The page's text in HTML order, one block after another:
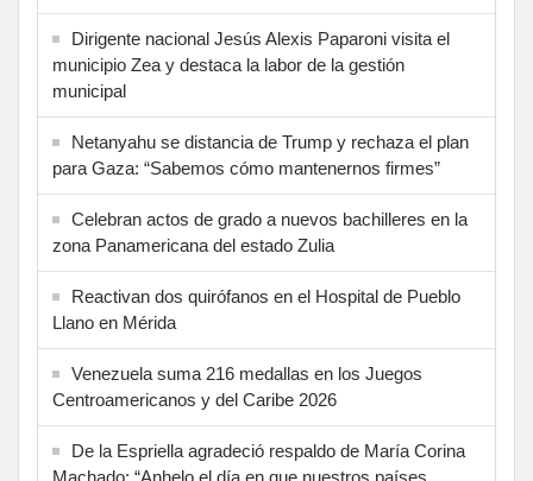
Dirigente nacional Jesús Alexis Paparoni visita el
municipio Zea y destaca la labor de la gestión
municipal
Netanyahu se distancia de Trump y rechaza el plan
para Gaza: “Sabemos cómo mantenernos firmes”
Celebran actos de grado a nuevos bachilleres en la
zona Panamericana del estado Zulia
Reactivan dos quirófanos en el Hospital de Pueblo
Llano en Mérida
Venezuela suma 216 medallas en los Juegos
Centroamericanos y del Caribe 2026
De la Espriella agradeció respaldo de María Corina
Machado: “Anhelo el día en que nuestros países